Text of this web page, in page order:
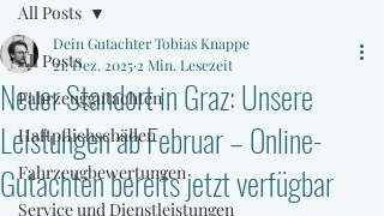
All Posts
Fahrzeuggutachten
Haftpflichschäden
Fahrzeugbewertungen
Service und Dienstleistungen
All Posts
Neuer Standort in Graz: Unsere
Leistungen ab Februar – Online-
Gutachten bereits jetzt verfügbar
Dein Gutachter Tobias Knappe
21. Dez. 2025 2 Min. Lesezeit